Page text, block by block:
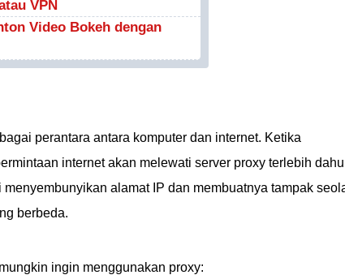
VPN
Video Bokeh dengan
perantara antara komputer dan internet. Ketika
internet akan melewati server proxy terlebih
alamat IP dan membuatnya tampak
berbeda.
ingin menggunakan proxy: